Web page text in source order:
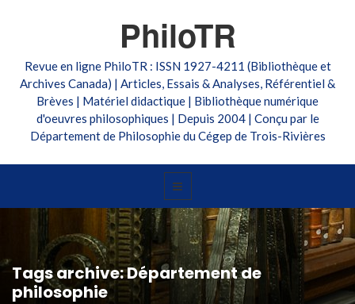
PhiloTR
Revue en ligne PhiloTR : ISSN 1927-4211 (Bibliothèque et
Archives Canada) | Articles, Essais & Analyses, Référentiel &
Brèves | Matériel didactique | Bibliothèque numérique
d'oeuvres philosophiques | Depuis 2004 | Conçu par le
Département de Philosophie du Cégep de Trois-Rivières
Tags archive: Département de
philosophie